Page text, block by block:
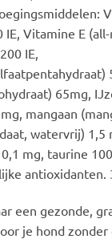
Vitamine E (all-
IE,
65mg,
mangaan
watervrij) 1,5
mg, taurine
antioxidanten.
een gezonde,
je hond zonder